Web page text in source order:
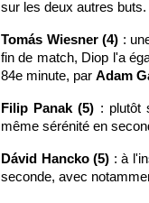
sur les deux autres buts.
Tomás Wiesner (4) :
fin de match, Diop l'a
84e minute, par Adam
Filip Panak (5) : plutôt
même sérénité en
Dávid Hancko (5) : à
seconde, avec